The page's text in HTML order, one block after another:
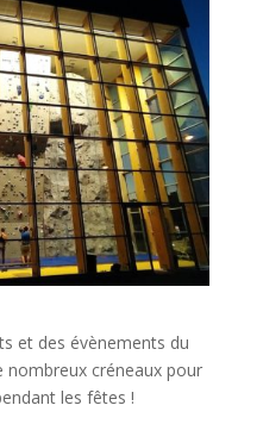
et des évènements du
nombreux créneaux pour
les fêtes !